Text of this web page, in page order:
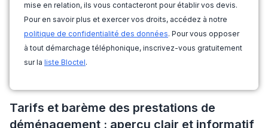
mise en relation, ils vous contacteront pour établir vos devis.
Pour en savoir plus et exercer vos droits, accédez à notre
politique de confidentialité des données. Pour vous opposer
à tout démarchage téléphonique, inscrivez-vous gratuitement
sur la liste Bloctel.
Tarifs et barème des prestations de
déménagement : aperçu clair et informatif